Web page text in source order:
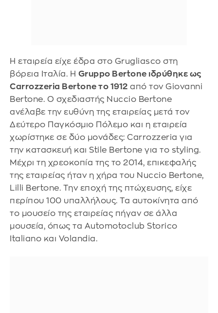
Η εταιρεία είχε έδρα στο Grugliasco στη
βόρεια Ιταλία. Η Gruppo Bertone ιδρύθηκε ως
Carrozzeria Bertone το 1912 από τον Giovanni
Bertone. Ο σχεδιαστής Nuccio Bertone
ανέλαβε την ευθύνη της εταιρείας μετά τον
Δεύτερο Παγκόσμιο Πόλεμο και η εταιρεία
χωρίστηκε σε δύο μονάδες: Carrozzeria για
την κατασκευή και Stile Bertone για το styling.
Μέχρι τη χρεοκοπία της το 2014, επικεφαλής
της εταιρείας ήταν η χήρα του Nuccio Bertone,
Lilli Bertone. Την εποχή της πτώχευσης, είχε
περίπου 100 υπαλλήλους. Τα αυτοκίνητα από
το μουσείο της εταιρείας πήγαν σε άλλα
μουσεία, όπως τα Automotoclub Storico
Italiano και Volandia.